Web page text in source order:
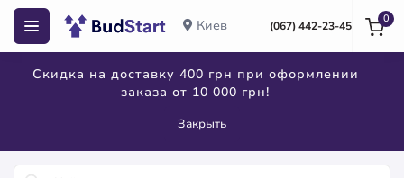
Киев (067) 442-23-45
Скидка на доставку 400 грн при оформлении
заказа от 10 000 грн!
Закрыть
0